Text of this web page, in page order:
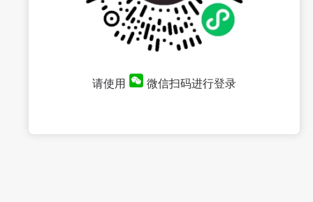
请使用 微信扫码进行登录